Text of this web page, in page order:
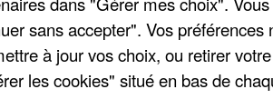
pour améliorer les
dans une déchetterie n'hésitez à
la zone de La Courtillière.
sans accepter". Vos préférences
à jour vos choix, ou retirer
les cookies" situé en bas de